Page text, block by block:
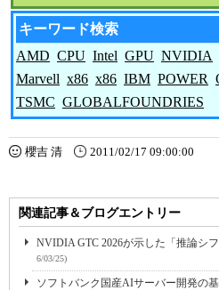
キーワード検索
AMD CPU Intel GPU NVIDIA
Marvell x86 x86 IBM POWER
TSMC GLOBALFOUNDRIES
櫻吉 清 2011/02/17 09:00:00
関連記事＆ブログエントリー
NVIDIA GTC 2026が示した「推論シ
6/03/25)
ソフトバンク国産AIサーバー開発の